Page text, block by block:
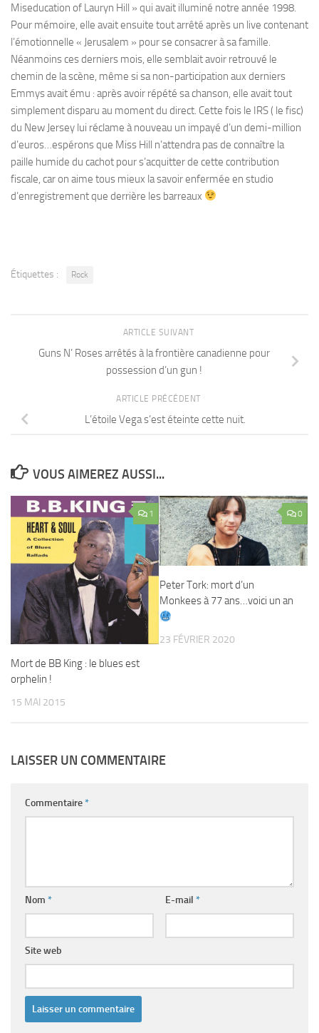
Miseducation of Lauryn Hill » qui avait illuminé notre année 1998.
Pour mémoire, elle avait ensuite tout arrêté après un live contenant
l’émotionnelle « Jerusalem » pour se consacrer à sa famille.
Néanmoins ces derniers mois, elle semblait avoir retrouvé le
chemin de la scène, même si sa non-participation aux derniers
Emmys avait ému : après avoir répété sa chanson, elle avait tout
simplement disparu au moment du direct. Cette fois le IRS ( le fisc)
du New Jersey lui réclame à nouveau un impayé d’un demi-million
d’euros…espérons que Miss Hill n’attendra pas de connaître la
paille humide du cachot pour s’acquitter de cette contribution
fiscale, car on aime tous mieux la savoir enfermée en studio
d’enregistrement que derrière les barreaux
Étiquettes : Rock
ARTICLE SUIVANT
Guns N’ Roses arrêtés à la frontière canadienne pour
possession d’un gun !
ARTICLE PRÉCÉDENT
L’étoile Vega s’est éteinte cette nuit.
VOUS AIMEREZ AUSSI...
1
Mort de BB King : le blues est
orphelin !
15 MAI 2015
0
Peter Tork: mort d’un
Monkees à 77 ans…voici un an
23 FÉVRIER 2020
LAISSER UN COMMENTAIRE
Commentaire*
Nom * E-mail *
Site web